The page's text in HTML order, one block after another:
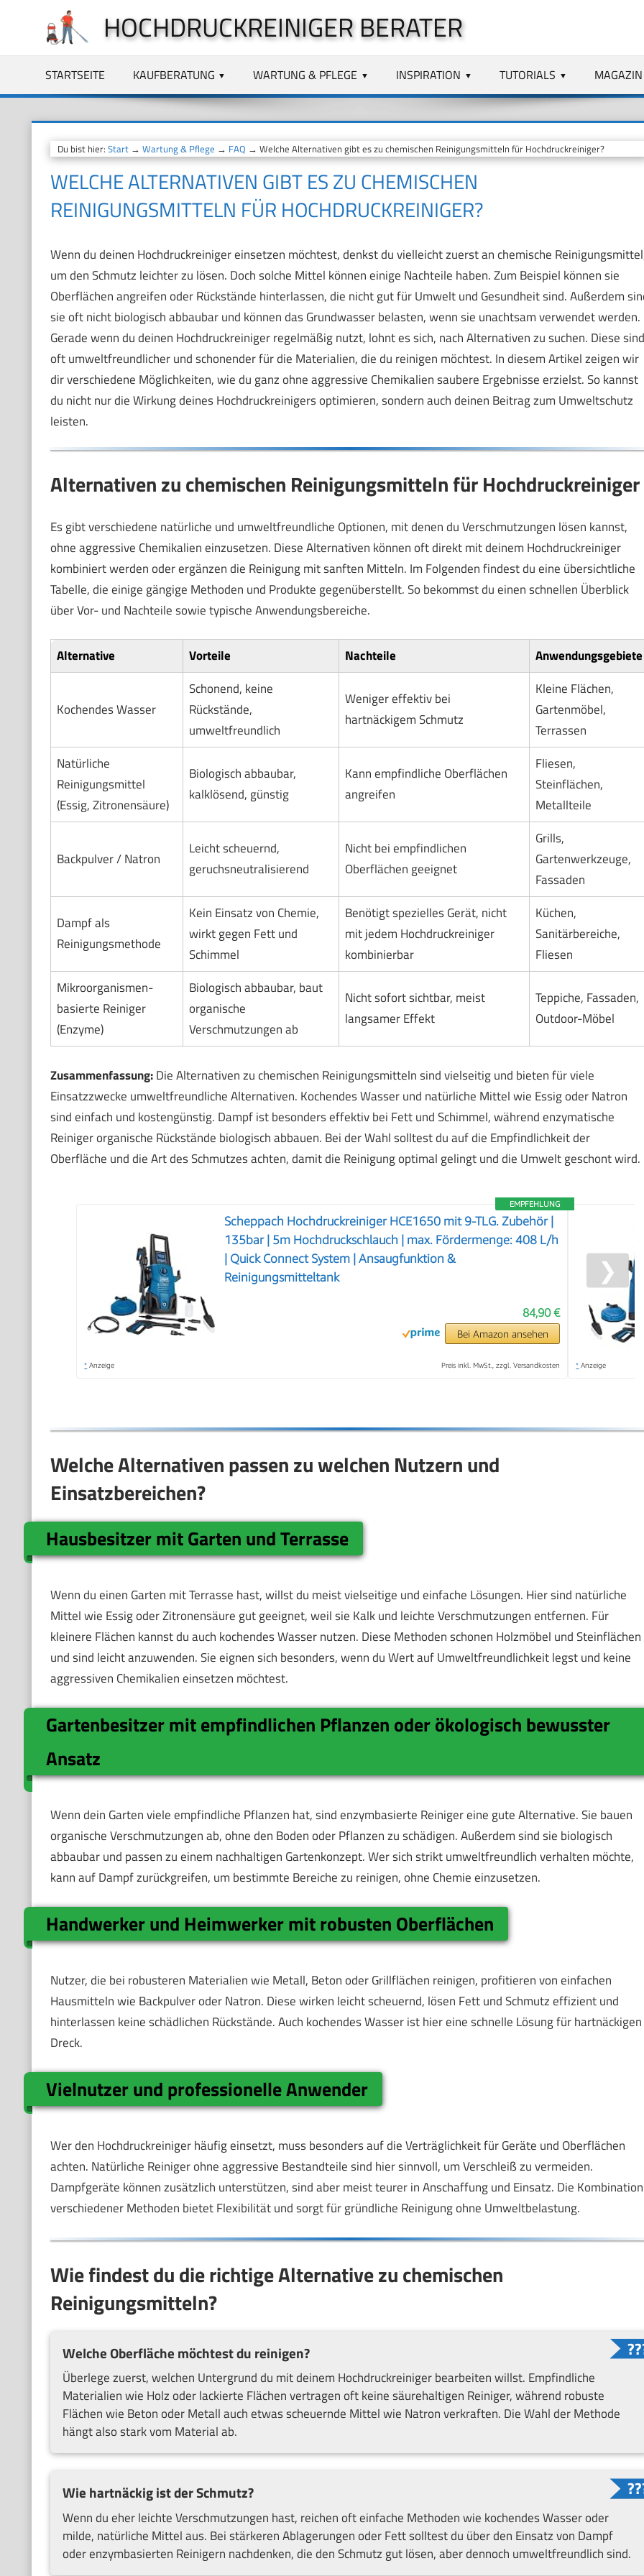
springen
HOCHDRUCKREINIGER BERATER
STARTSEITE KAUFBERATUNG WARTUNG & PFLEGE INSPIRATION TUTORIALS MAGAZIN
Du bist hier: Start→ Wartung & Pflege → FAQ → Welche Alternativen gibt es zu chemischen Reinigungsmitteln für Hochdruckreiniger?
WELCHE ALTERNATIVEN GIBT ES ZU CHEMISCHEN
REINIGUNGSMITTELN FÜR HOCHDRUCKREINIGER?
Wenn du deinen Hochdruckreiniger einsetzen möchtest, denkst du vielleicht zuerst an chemische
um den Schmutz leichter zu lösen. Doch solche Mittel können einige Nachteile haben. Zum Beispiel können sie
Oberflächen angreifen oder Rückstände hinterlassen, die nicht gut für Umwelt und Gesundheit sind. Außerdem
sie oft nicht biologisch abbaubar und können das Grundwasser belasten, wenn sie unachtsam verwendet werden.
Gerade wenn du deinen Hochdruckreiniger regelmäßig nutzt, lohnt es sich, nach Alternativen zu suchen. Diese sind
oft umweltfreundlicher und schonender für die Materialien, die du reinigen möchtest. In diesem Artikel zeigen wir
dir verschiedene Möglichkeiten, wie du ganz ohne aggressive Chemikalien saubere Ergebnisse erzielst. So kannst
du nicht nur die Wirkung deines Hochdruckreinigers optimieren, sondern auch deinen Beitrag zum Umweltschutz
leisten.
Alternativen zu chemischen Reinigungsmitteln für Hochdruckreiniger
Es gibt verschiedene natürliche und umweltfreundliche Optionen, mit denen du Verschmutzungen lösen kannst,
ohne aggressive Chemikalien einzusetzen. Diese Alternativen können oft direkt mit deinem Hochdruckreiniger
kombiniert werden oder ergänzen die Reinigung mit sanften Mitteln. Im Folgenden findest du eine übersichtliche
Tabelle, die einige gängige Methoden und Produkte gegenüberstellt. So bekommst du einen schnellen Überblick
über Vor- und Nachteile sowie typische Anwendungsbereiche.
Alternative Vorteile Nachteile Anwendungsgebiete
Kochendes Wasser
Schonend, keine
Rückstände,
umweltfreundlich
Weniger effektiv bei
hartnäckigem Schmutz
Kleine Flächen,
Gartenmöbel,
Terrassen
Natürliche
Reinigungsmittel
(Essig, Zitronensäure)
Biologisch abbaubar,
kalklösend, günstig
Kann empfindliche Oberflächen
angreifen
Fliesen,
Steinflächen,
Metallteile
Backpulver / Natron
Leicht scheuernd,
geruchsneutralisierend
Nicht bei empfindlichen
Oberflächen geeignet
Grills,
Gartenwerkzeuge,
Fassaden
Dampf als
Reinigungsmethode
Kein Einsatz von Chemie,
wirkt gegen Fett und
Schimmel
Benötigt spezielles Gerät, nicht
mit jedem Hochdruckreiniger
kombinierbar
Küchen,
Sanitärbereiche,
Fliesen
Mikroorganismen-
basierte Reiniger
(Enzyme)
Biologisch abbaubar, baut
organische
Verschmutzungen ab
Nicht sofort sichtbar, meist
langsamer Effekt
Teppiche, Fassaden,
Outdoor-Möbel
Zusammenfassung:Die Alternativen zu chemischen Reinigungsmitteln sind vielseitig und bieten für viele
Einsatzzwecke umweltfreundliche Alternativen. Kochendes Wasser und natürliche Mittel wie Essig oder Natron
sind einfach und kostengünstig. Dampf ist besonders effektiv bei Fett und Schimmel, während enzymatische
Reiniger organische Rückstände biologisch abbauen. Bei der Wahl solltest du auf die Empfindlichkeit der
Oberfläche und die Art des Schmutzes achten, damit die Reinigung optimal gelingt und die Umwelt geschont wird.
EMPFEHLUNG
Scheppach Hochdruckreiniger HCE1650 mit 9-TLG. Zubehör |
135bar | 5m Hochdruckschlauch | max. Fördermenge: 408 L/h
| Quick Connect System | Ansaugfunktion &
Reinigungsmitteltank
84,90 €
Bei Amazon ansehen
* Anzeige Preis inkl. MwSt., zzgl. Versandkosten * Anzeige
❯
Welche Alternativen passen zu welchen Nutzern und
Einsatzbereichen?
Hausbesitzer mit Garten und Terrasse
Wenn du einen Garten mit Terrasse hast, willst du meist vielseitige und einfache Lösungen. Hier sind natürliche
Mittel wie Essig oder Zitronensäure gut geeignet, weil sie Kalk und leichte Verschmutzungen entfernen. Für
kleinere Flächen kannst du auch kochendes Wasser nutzen. Diese Methoden schonen Holzmöbel und Steinflächen
und sind leicht anzuwenden. Sie eignen sich besonders, wenn du Wert auf Umweltfreundlichkeit legst und keine
aggressiven Chemikalien einsetzen möchtest.
Gartenbesitzer mit empfindlichen Pflanzen oder ökologisch bewusster
Ansatz
Wenn dein Garten viele empfindliche Pflanzen hat, sind enzymbasierte Reiniger eine gute Alternative. Sie bauen
organische Verschmutzungen ab, ohne den Boden oder Pflanzen zu schädigen. Außerdem sind sie biologisch
abbaubar und passen zu einem nachhaltigen Gartenkonzept. Wer sich strikt umweltfreundlich verhalten möchte,
kann auf Dampf zurückgreifen, um bestimmte Bereiche zu reinigen, ohne Chemie einzusetzen.
Handwerker und Heimwerker mit robusten Oberflächen
Nutzer, die bei robusteren Materialien wie Metall, Beton oder Grillflächen reinigen, profitieren von einfachen
Hausmitteln wie Backpulver oder Natron. Diese wirken leicht scheuernd, lösen Fett und Schmutz effizient und
hinterlassen keine schädlichen Rückstände. Auch kochendes Wasser ist hier eine schnelle Lösung für hartnäckigen
Dreck.
Vielnutzer und professionelle Anwender
Wer den Hochdruckreiniger häufig einsetzt, muss besonders auf die Verträglichkeit für Geräte und Oberflächen
achten. Natürliche Reiniger ohne aggressive Bestandteile sind hier sinnvoll, um Verschleiß zu vermeiden.
Dampfgeräte können zusätzlich unterstützen, sind aber meist teurer in Anschaffung und Einsatz. Die Kombination
verschiedener Methoden bietet Flexibilität und sorgt für gründliche Reinigung ohne Umweltbelastung.
Wie findest du die richtige Alternative zu chemischen
Reinigungsmitteln?
Welche Oberfläche möchtest du reinigen?
Überlege zuerst, welchen Untergrund du mit deinem Hochdruckreiniger bearbeiten willst. Empfindliche
Materialien wie Holz oder lackierte Flächen vertragen oft keine säurehaltigen Reiniger, während robuste
Flächen wie Beton oder Metall auch etwas scheuernde Mittel wie Natron verkraften. Die Wahl der Methode
hängt also stark vom Material ab.
Wie hartnäckig ist der Schmutz?
Wenn du eher leichte Verschmutzungen hast, reichen oft einfache Methoden wie kochendes Wasser oder
milde, natürliche Mittel aus. Bei stärkeren Ablagerungen oder Fett solltest du über den Einsatz von Dampf
oder enzymbasierten Reinigern nachdenken, die den Schmutz gut lösen, aber dennoch umweltfreundlich sind.